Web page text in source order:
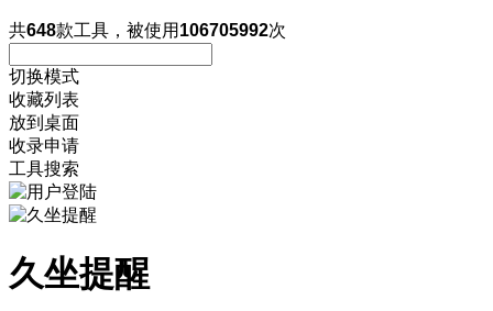
共648款工具，被使用 106705992次
切换模式
收藏列表
放到桌面
收录申请
工具搜索
久坐提醒